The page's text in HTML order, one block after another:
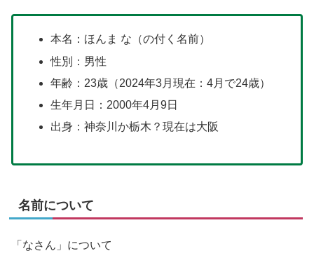
本名：ほんま な（の付く名前）
性別：男性
年齢：23歳（2024年3月現在：4月で24歳）
生年月日：2000年4月9日
出身：神奈川か栃木？現在は大阪
名前について
「なさん」について